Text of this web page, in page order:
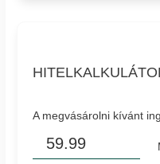
A megvásárolni kívánt